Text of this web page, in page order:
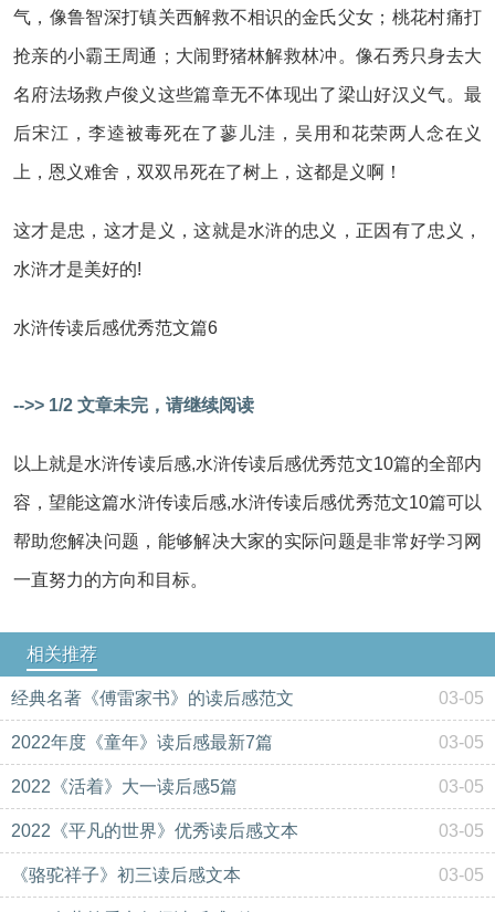
气，像鲁智深打镇关西解救不相识的金氏父女；桃花村痛打
抢亲的小霸王周通；大闹野猪林解救林冲。像石秀只身去大
名府法场救卢俊义这些篇章无不体现出了梁山好汉义气。最
后宋江，李逵被毒死在了蓼儿洼，吴用和花荣两人念在义
上，恩义难舍，双双吊死在了树上，这都是义啊！
这才是忠，这才是义，这就是水浒的忠义，正因有了忠义，
水浒才是美好的!
水浒传读后感优秀范文篇6
-->> 1/2 文章未完，请继续阅读
以上就是水浒传读后感,水浒传读后感优秀范文10篇的全部内
容，望能这篇水浒传读后感,水浒传读后感优秀范文10篇可以
帮助您解决问题，能够解决大家的实际问题是非常好学习网
一直努力的方向和目标。
相关推荐
经典名著《傅雷家书》的读后感范文 03-05
2022年度《童年》读后感最新7篇 03-05
2022《活着》大一读后感5篇 03-05
2022《平凡的世界》优秀读后感文本 03-05
《骆驼祥子》初三读后感文本 03-05